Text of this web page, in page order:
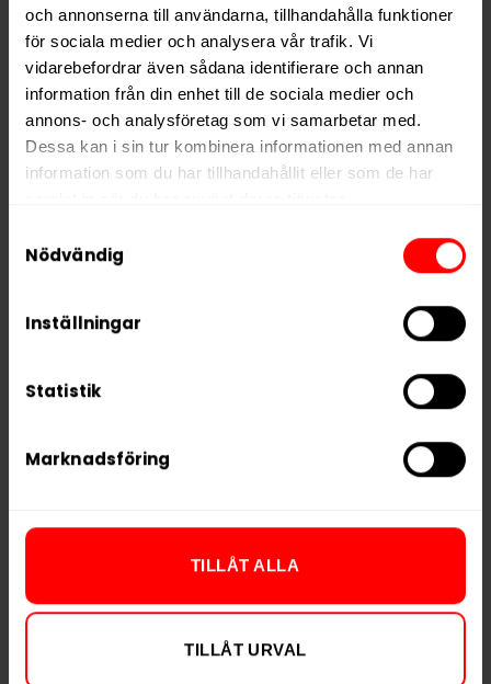
och annonserna till användarna, tillhandahålla funktioner
för sociala medier och analysera vår trafik. Vi
vidarebefordrar även sådana identifierare och annan
information från din enhet till de sociala medier och
annons- och analysföretag som vi samarbetar med.
Dessa kan i sin tur kombinera informationen med annan
information som du har tillhandahållit eller som de har
We work with
who may receive and
Nödvändig
Inställningar
Statistik
Marknadsföring
TILLÅT ALLA
TILLÅT URVAL
Hitta alla produkter frånSkruf
Alla produkter med smakenTraditionell
PRODUKTINFORMATION
Nikotin per portion
Vikt per dosa
Vikt per portion
0,9 g
Skruf
Tillverkare
Skruf Snus